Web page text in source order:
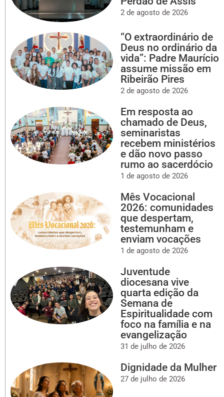
2 de agosto de 2026
“O extraordinário de
Deus no ordinário da
vida”: Padre Maurício
assume missão em
Ribeirão Pires
2 de agosto de 2026
Em resposta ao
chamado de Deus,
seminaristas
recebem ministérios
e dão novo passo
rumo ao sacerdócio
1 de agosto de 2026
Mês Vocacional
2026: comunidades
que despertam,
testemunham e
enviam vocações
1 de agosto de 2026
Juventude
diocesana vive
quarta edição da
Semana de
Espiritualidade com
foco na família e na
evangelização
31 de julho de 2026
Dignidade da Mulher
27 de julho de 2026